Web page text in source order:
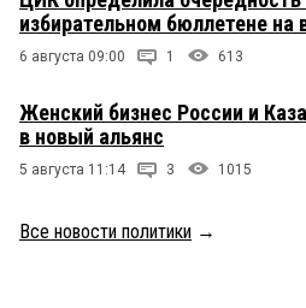
избирательном бюллетене на
6 августа 09:00 1 613
Женский бизнес России и
в новый альянс
5 августа 11:14 3 1015
Все новости политики →